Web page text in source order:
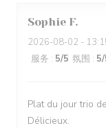
Sophie F
2026-08-02 -
服务 : 5/5 氛围 : 5
Plat du jour trio
Délicieux.